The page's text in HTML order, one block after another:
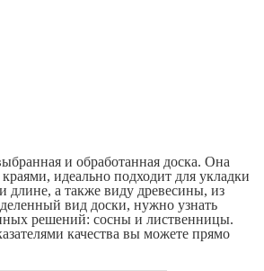
и обработанная доска. Она
идеально подходит для укладки
а также виду древесины, из
вид доски, нужно узнать
решений: сосны и лиственницы.
качества вы можете прямо